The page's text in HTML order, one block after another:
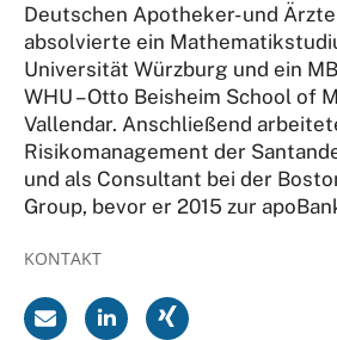
Deutschen Apotheker- und
absolvierte ein
Universität Würzburg und ein
WHU – Otto Beisheim School of
Vallendar. Anschließend
Risikomanagement der
und als Consultant bei der
Group, bevor er 2015 zur
KONTAKT